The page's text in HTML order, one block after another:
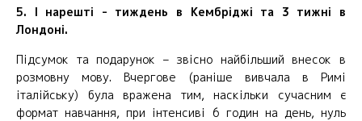
5. І нарешті - тиждень в Кембріджі та 3 тижні в
Лондоні.
Підсумок та подарунок – звісно найбільший внесок в
розмовну мову. Вчергове (раніше вивчала в Римі
італійську) була вражена тим, наскільки сучасним є
формат навчання, при інтенсиві 6 годин на день, нуль